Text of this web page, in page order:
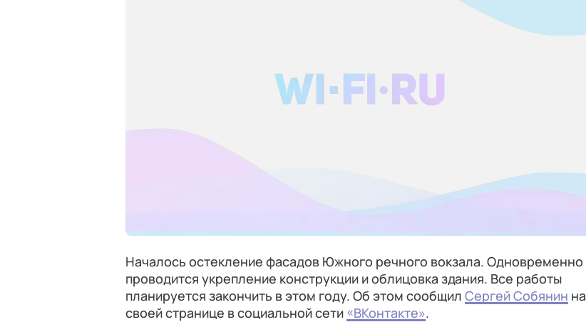
Началось остекление фасадов Южного речного вокзала. Одновременно
проводится укрепление конструкции и облицовка здания. Все работы
планируется закончить в этом году. Об этом сообщил Сергей Собянин на
своей странице в социальной сети «ВКонтакте».